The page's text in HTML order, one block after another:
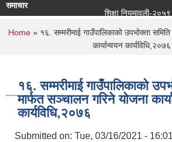
समाचार
शिक्षा नियमावली-२०५९
You are here
Home » १६. सम्मरीमाई गाउँपालिकाको उपभोक्ता
कार्यान्वयन कार्यविधि,२०७६
१६. सम्मरीमाई गाउँपालिकाको
मार्फत सञ्चालन गरिने योजना
कार्यविधि,२०७६
Submitted on: Tue, 03/16/2021 - 16:01